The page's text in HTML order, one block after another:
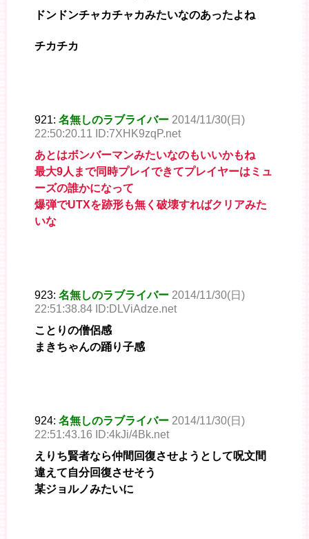
ドンドンチャカチャカみたいなのあったよね
チカチカ
921: 名無しのラブライバー 2014/11/30(日)
22:50:20.11 ID:7XHK9zqP.net
あとはボンバーマンみたいなのもいいかもね
最大9人まで同時プレイできてプレイヤーはミュ
ーズの誰かになって
爆弾でUTXを跡形も無く破壊すればクリアみた
いな
923: 名無しのラブライバー 2014/11/30(日)
22:51:38.84 ID:DLViAdze.net
ことりの僧侶感
まきちゃんの踊り子感
924: 名無しのラブライバー 2014/11/30(日)
22:51:43.16 ID:4kJi/4Bk.net
えりち賢者なら仲間回復させようとして呪文間
違えて自分回復させそう
某ジョルノみたいに